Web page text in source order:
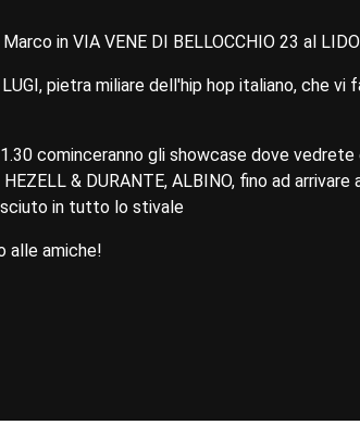
in VIA VENE DI BELLOCCHIO 23 al
pietra miliare dell'hip hop italiano, che vi
cominceranno gli showcase dove
& DURANTE, ALBINO, fino ad
in tutto lo stivale
alle amiche!